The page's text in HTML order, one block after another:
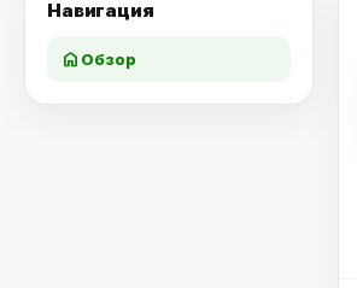
Навигация
home Обзор